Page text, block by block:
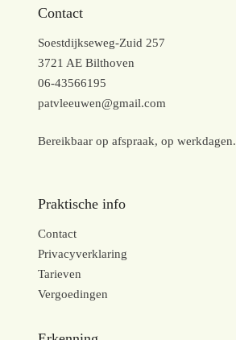
Contact
Soestdijkseweg-Zuid 257
3721 AE Bilthoven
06-43566195
patvleeuwen@gmail.com
Bereikbaar op afspraak, op werkdagen.
Praktische info
Contact
Privacyverklaring
Tarieven
Vergoedingen